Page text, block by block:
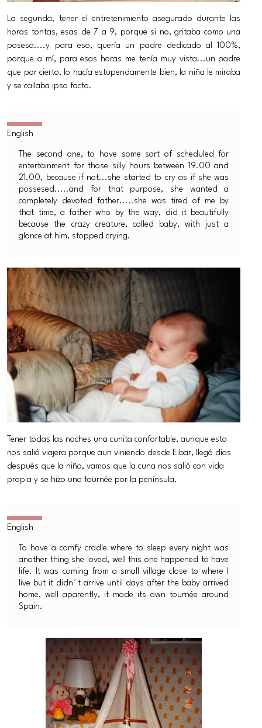
La segunda, tener el entretenimiento asegurado durante las
horas tontas, esas de 7 a 9, porque si no, gritaba como una
posesa....y para eso, quería un padre dedicado al 100%,
porque a mí, para esas horas me tenía muy vista...un padre
que por cierto, lo hacía estupendamente bien, la niña le miraba
y se callaba ipso facto.
The second one, to have some sort of scheduled for
entertainment for those silly hours between 19.00 and
21.00, because if not...she started to cry as if she was
possesed.....and for that purpose, she wanted a
completely devoted father.....she was tired of me by
that time, a father who by the way, did it beautifully
because the crazy creature, called baby, with just a
glance at him, stopped crying.
Tener todas las noches una cunita confortable, aunque esta
nos salió viajera porque aun viniendo desde Eibar, llegó días
después que la niña, vamos que la cuna nos salió con vida
propia y se hizo una tournée por la península.
To have a comfy cradle where to sleep every night was
another thing she loved, well this one happened to have
life. It was coming from a small village close to where I
live but it didn´t arrive until days after the baby arrived
home, well aparently, it made its own tournée around
Spain.